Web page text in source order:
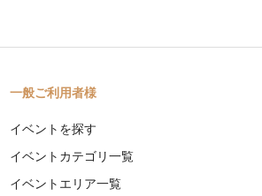
一般ご利用者様
イベントを探す
イベントカテゴリ一覧
イベントエリア一覧